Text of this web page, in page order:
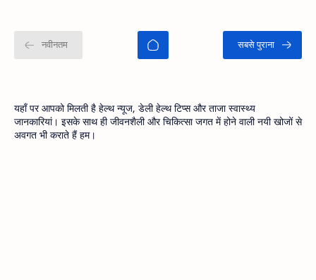
यहाँ पर आपको मिलती है हेल्थ न्यूज, डेली हेल्थ टिप्स और ताजा स्वास्थ्य
जानकारियां। इसके साथ ही जीवनशैली और चिकित्सा जगत में होने वाली नयी खोजों से
अवगत भी कराते हैं हम।